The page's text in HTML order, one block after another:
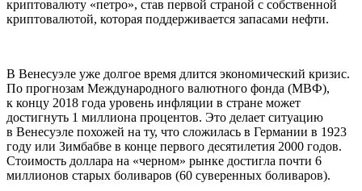
криптовалюту «петро», став первой страной с собственной
криптовалютой, которая поддерживается запасами нефти.
В Венесуэле уже долгое время длится экономический кризис.
По прогнозам Международного валютного фонда (МВФ),
к концу 2018 года уровень инфляции в стране может
достигнуть 1 миллиона процентов. Это делает ситуацию
в Венесуэле похожей на ту, что сложилась в Германии в 1923
году или Зимбабве в конце первого десятилетия 2000 годов.
Стоимость доллара на «черном» рынке достигла почти 6
миллионов старых боливаров (60 суверенных боливаров).